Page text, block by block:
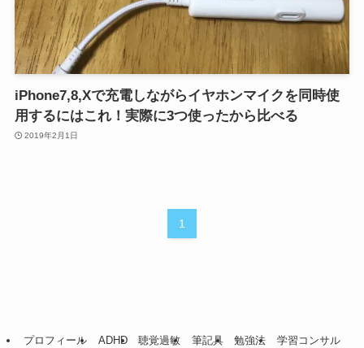
iPhone7,8,Xで充電しながらイヤホンマイクを同時使
用するにはこれ！実際に3つ使ったから比べる
2019年2月1日
1
プロフィール ADHD 聴覚過敏 筆記具 勉強法 学習コンサル